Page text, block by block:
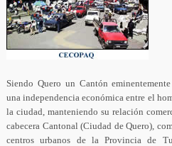
Siendo Quero un Cantón
una independencia económica entre el
la ciudad, manteniendo su relación
cabecera Cantonal (Ciudad de Quero),
centros urbanos de la Provincia de